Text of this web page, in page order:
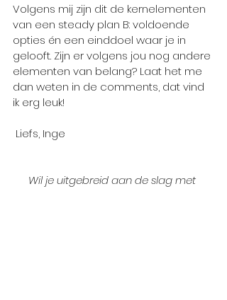
Volgens mij zijn dit de kernelementen
van een steady plan B: voldoende
opties én een einddoel waar je in
gelooft. Zijn er volgens jou nog andere
elementen van belang? Laat het me
dan weten in de comments, dat vind
ik erg leuk!
Liefs, Inge
Wil je uitgebreid aan de slag met